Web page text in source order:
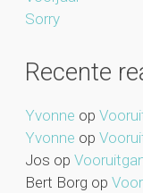
Sorry
Recente
Yvonne op
Yvonne op
Jos op
Bert Borg op